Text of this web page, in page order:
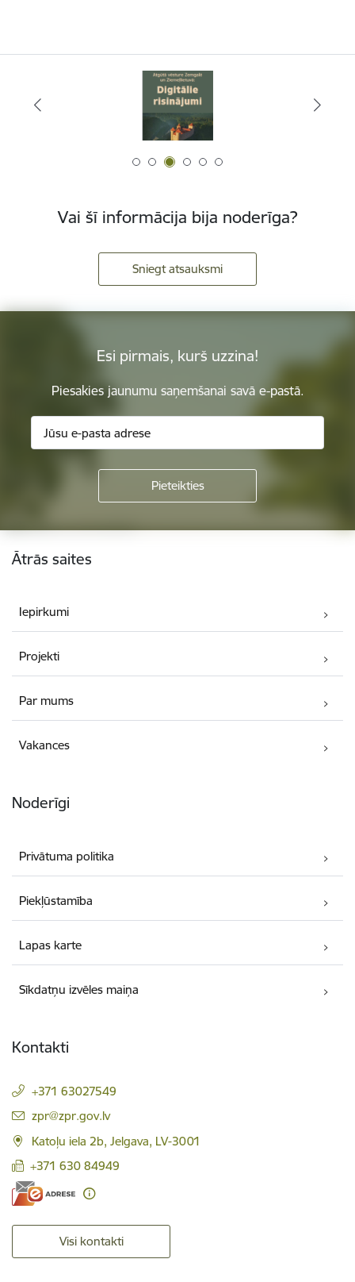
Vai šī informācija bija noderīga?
Sniegt atsauksmi
Esi pirmais, kurš uzzina!
Piesakies jaunumu saņemšanai savā e-pastā.
Kājene
Ātrās saites
Iepirkumi
Projekti
Par mums
Vakances
Noderīgi
Privātuma politika
Piekļūstamība
Lapas karte
Sīkdatņu izvēles maiņa
Kontakti
+371 63027549
E-pasts:
zpr@zpr.gov.lv
Katoļu iela 2b, Jelgava, LV-3001
+371 630 84949
Visi kontakti